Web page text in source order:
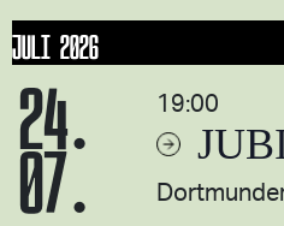
JULI 2026
24.
07.
19:00